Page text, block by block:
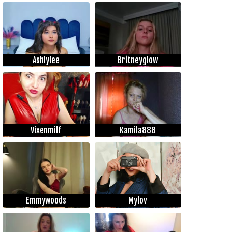
Ashlylee Britneyglow
Vixenmilf Kamila888
Emmywoods Mylov